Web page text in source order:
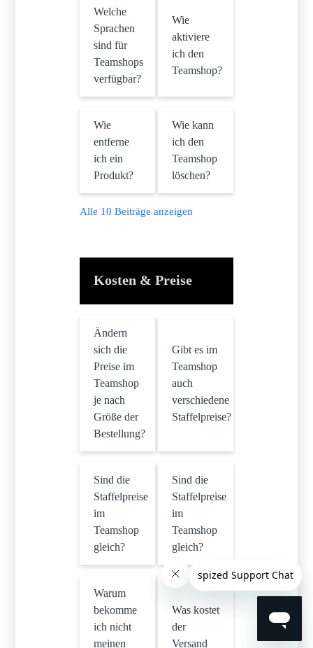
Welche
Sprachen
sind für
Teamshops
verfügbar?
Wie
aktiviere
ich den
Teamshop?
Wie
entferne
ich ein
Produkt?
Wie kann
ich den
Teamshop
löschen?
Alle 10 Beiträge anzeigen
Kosten & Preise
Ändern
sich die
Preise im
Teamshop
je nach
Größe der
Bestellung?
Gibt es im
Teamshop
auch
verschiedene
Staffelpreise?
Sind die
Staffelpreise
im
Teamshop
gleich?
Sind die
Staffelpreise
im
Teamshop
gleich?
Warum
bekomme
ich nicht
meinen
Was kostet
der
Versand